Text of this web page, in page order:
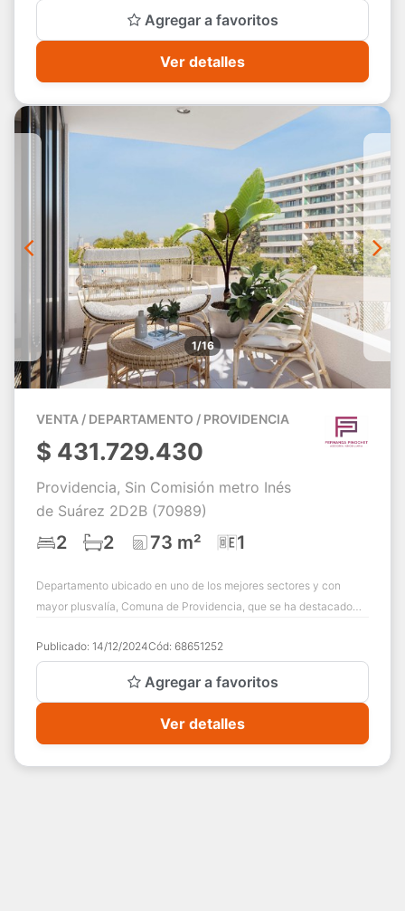
Agregar a favoritos
Ver detalles
1/16
VENTA / DEPARTAMENTO / PROVIDENCIA
$ 431.729.430
Providencia, Sin Comisión metro Inés
de Suárez 2D2B (70989)
2 2 73 m² 1
Departamento ubicado en uno de los mejores sectores y con
mayor plusvalía, Comuna de Providencia, que se ha destacado
Publicado: 14/12/2024Cód: 68651252
Agregar a favoritos
Ver detalles